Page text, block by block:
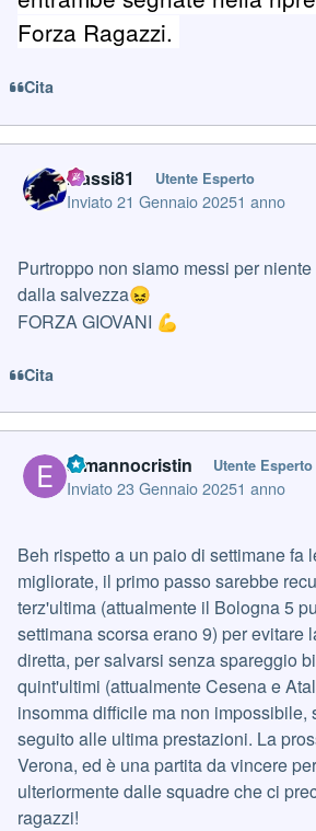
Forza Ragazzi.
Cita
Massi81 Utente Esperto
Inviato21 Gennaio 20251 anno
Purtroppo non siamo messi per
dalla salvezza😖
FORZA GIOVANI 💪
Cita
ermannocristin Utente Esperto
Inviato23 Gennaio 20251 anno
Beh rispetto a un paio di settimane fa
migliorate, il primo passo sarebbe
terz'ultima (attualmente il Bologna 5
settimana scorsa erano 9) per evitare
diretta, per salvarsi senza spareggio
quint'ultimi (attualmente Cesena e
insomma difficile ma non impossibile,
seguito alle ultima prestazioni. La
Verona, ed è una partita da vincere
ulteriormente dalle squadre che ci
ragazzi!